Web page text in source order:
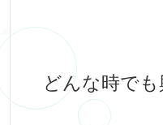
どんな時で